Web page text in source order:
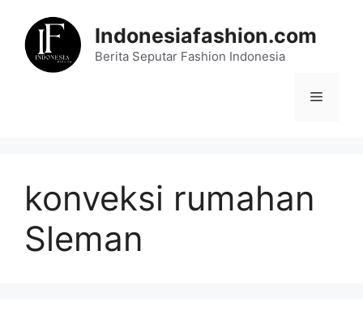
content
Indonesiafashion.com
Berita Seputar Fashion Indonesia
Menu
konveksi rumahan
Sleman